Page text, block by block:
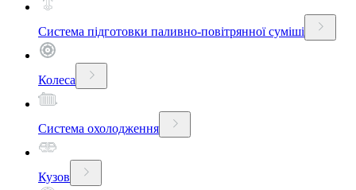
Система підготовки паливно-повітрянної суміші
Колеса
Система охолодження
Кузов